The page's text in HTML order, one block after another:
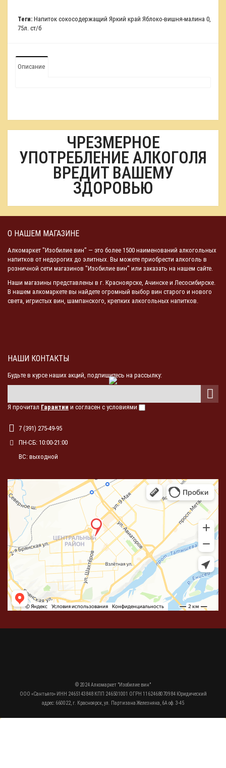
Теги: Напиток сокосодержащий Яркий край Яблоко-вишня-малина 0,
75л. ст/б
Описание
ЧРЕЗМЕРНОЕ
УПОТРЕБЛЕНИЕ АЛКОГОЛЯ
ВРЕДИТ ВАШЕМУ
ЗДОРОВЬЮ
О НАШЕМ МАГАЗИНЕ
Алкомаркет "Изобилие вин" — это более 1500 наименований алкогольных
напитков от недорогих до элитных. Вы можете приобрести алкоголь в
розничной сети магазинов "Изобилие вин" или заказать на нашем сайте.
Наши магазины представлены в г. Красноярске, Ачинске и Лесосибирске.
В нашем алкомаркете вы найдете огромный выбор вин старого и нового
света, игристых вин, шампанского, крепких алкогольных напитков.
НАШИ КОНТАКТЫ
Будьте в курсе наших акций, подпишитесь на рассылку:
Я прочитал Гарантии и согласен с условиями
7 (391) 275-49-95
ПН-СБ: 10:00-21:00
ВС: выходной
© 2024 Алкомаркет "Изобилие вин"
ООО «Сантьяго» ИНН 2465143848 КПП 246501001 ОГРН 1162468070984 Юридический
адрес: 660022, г. Красноярск, ул. Партизана Железняка, 6А оф. 3-45